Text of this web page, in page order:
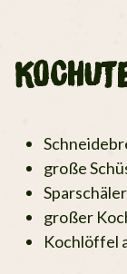
große
Sparschäler
großer
Kochlöffel